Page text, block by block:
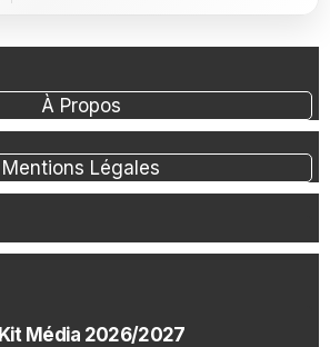
À Propos
Mentions Légales
Kit Média 2026/2027